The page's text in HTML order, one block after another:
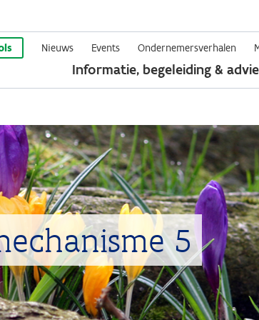
Overslaan
en
naar
de
gaan
Nieuws Events Ondernemersverhalen
Informatie, begeleiding &
5